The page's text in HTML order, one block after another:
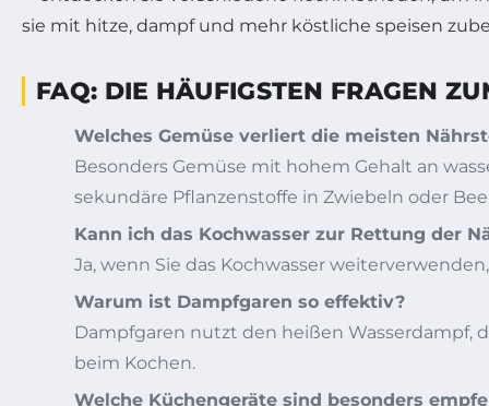
FAQ: DIE HÄUFIGSTEN FRAGEN
Welches Gemüse verliert die meisten
Besonders Gemüse mit hohem Gehalt an
sekundäre Pflanzenstoffe in Zwiebeln oder
Kann ich das Kochwasser zur Rettung der
Ja, wenn Sie das Kochwasser
Warum ist Dampfgaren so effektiv?
Dampfgaren nutzt den heißen Wasserdampf,
beim Kochen.
Welche Küchengeräte sind besonders